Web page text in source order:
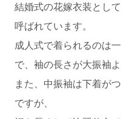
結婚式の花嫁衣装とし
呼ばれています。
成人式で着られるのは
で、袖の長さが大振袖
また、中振袖は下着が
ですが、